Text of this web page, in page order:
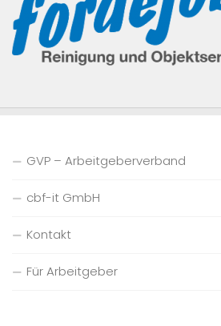
GVP – Arbeitgeberverband
cbf-it GmbH
Kontakt
Für Arbeitgeber